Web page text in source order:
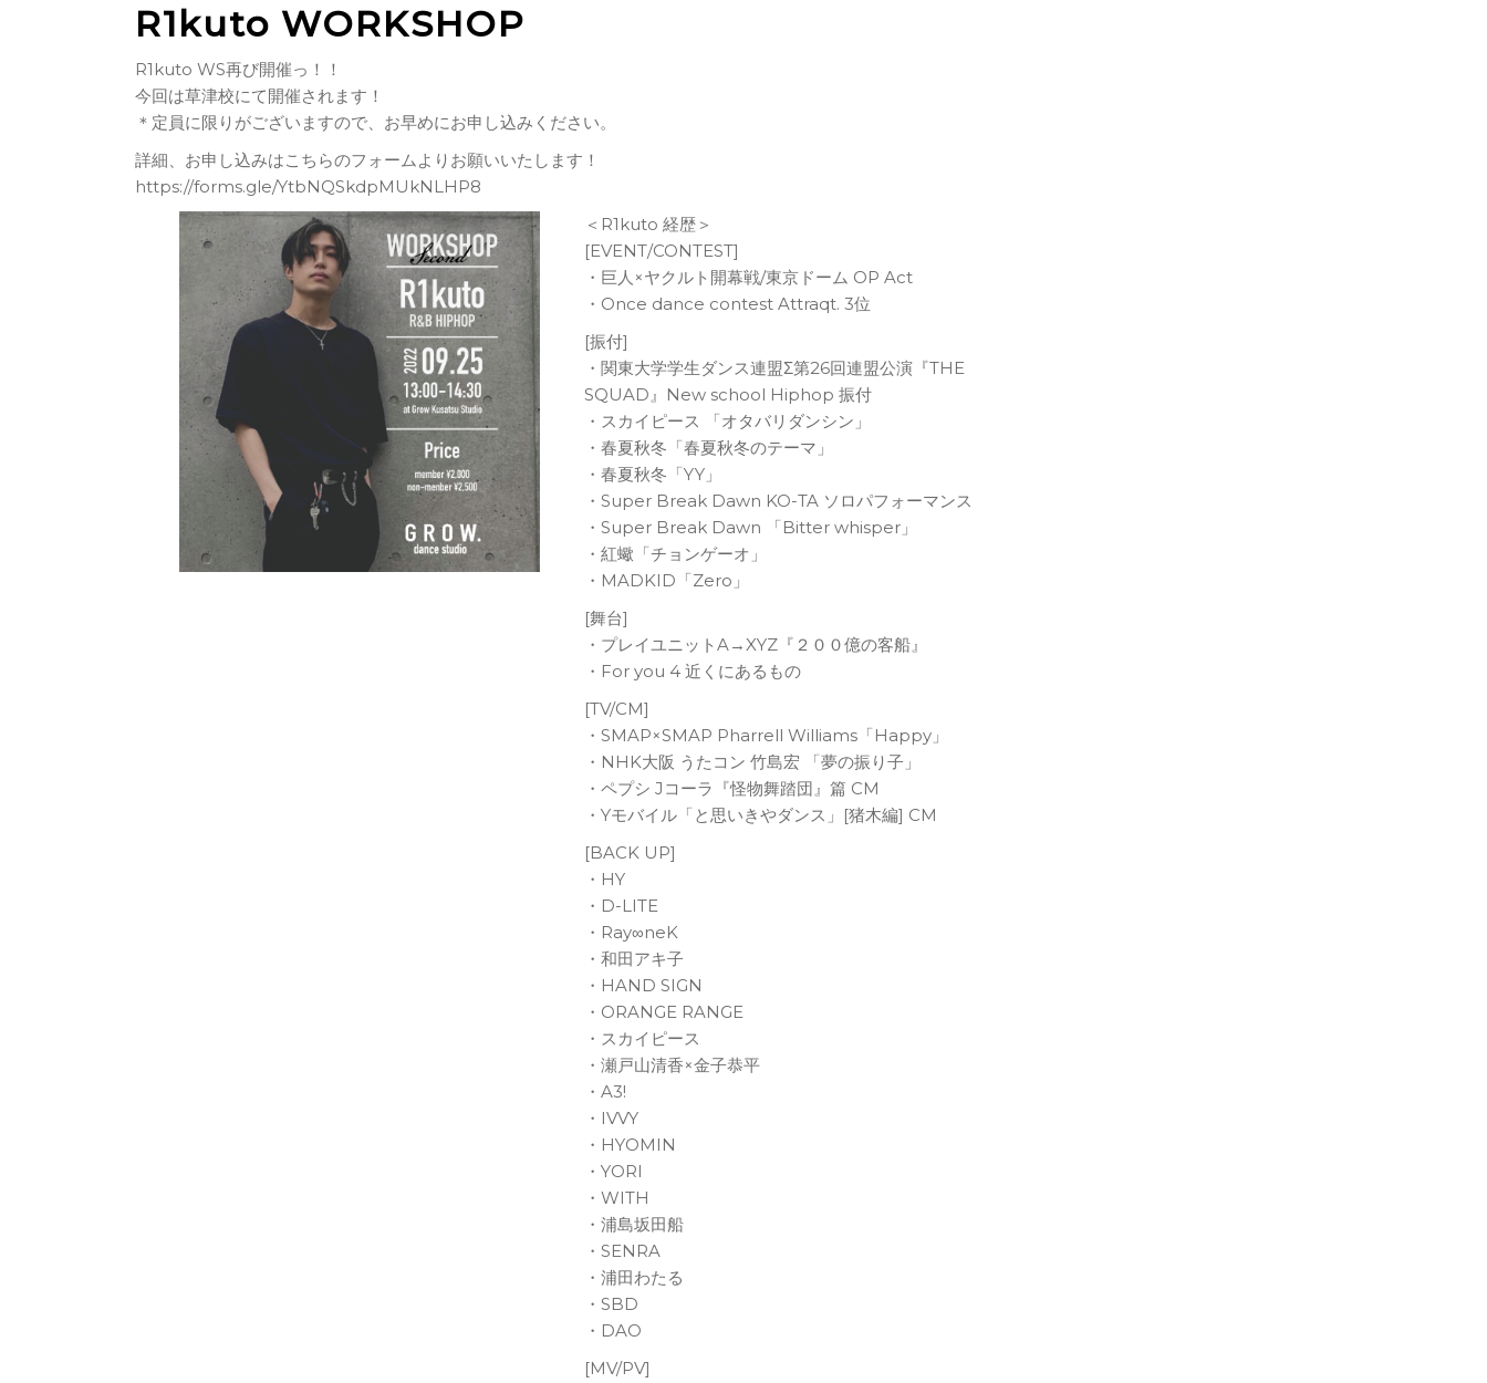
R1kuto WORKSHOP
R1kuto WS再び開催っ！！
今回は草津校にて開催されます！
＊定員に限りがございますので、お早めにお申し込みください。
詳細、お申し込みはこちらのフォームよりお願いいたします！
https://forms.gle/YtbNQSkdpMUkNLHP8
＜R1kuto 経歴＞
[EVENT/CONTEST]
・巨人×ヤクルト開幕戦/東京ドーム OP Act
・Once dance contest Attraqt. 3位
[振付]
・関東大学学生ダンス連盟Σ第26回連盟公演『THE
SQUAD』New school Hiphop 振付
・スカイピース 「オタバリダンシン」
・春夏秋冬「春夏秋冬のテーマ」
・春夏秋冬「YY」
・Super Break Dawn KO-TA ソロパフォーマンス
・Super Break Dawn 「Bitter whisper」
・紅蠍「チョンゲーオ」
・MADKID「Zero」
[舞台]
・プレイユニットA→XYZ『２００億の客船』
・For you 4 近くにあるもの
[TV/CM]
・SMAP×SMAP Pharrell Williams「Happy」
・NHK大阪 うたコン 竹島宏 「夢の振り子」
・ペプシ Jコーラ『怪物舞踏団』篇 CM
・Yモバイル「と思いきやダンス」[猪木編] CM
[BACK UP]
・HY
・D-LITE
・Ray∞neK
・和田アキ子
・HAND SIGN
・ORANGE RANGE
・スカイピース
・瀬戸山清香×金子恭平
・A3!
・IVVY
・HYOMIN
・YORI
・WITH
・浦島坂田船
・SENRA
・浦田わたる
・SBD
・DAO
[MV/PV]